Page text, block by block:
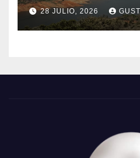
28 JULIO, 2026